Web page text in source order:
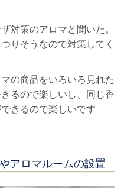
対策のアロマと聞いた。
りそうなので対策してく
の商品をいろいろ見れた
るので楽しいし、同じ香
きるので楽しいです
アロマルームの設置